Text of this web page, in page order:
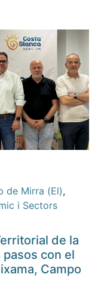
de Mirra (El),
i Sectors
de la
con el
Campo